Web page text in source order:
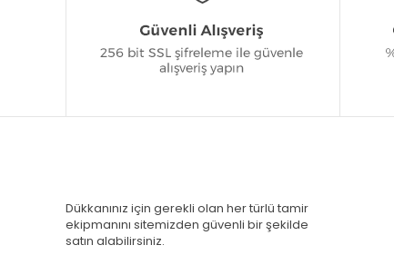
Dükkanınız için gerekli olan her türlü tamir
ekipmanını sitemizden güvenli bir şekilde
satın alabilirsiniz.